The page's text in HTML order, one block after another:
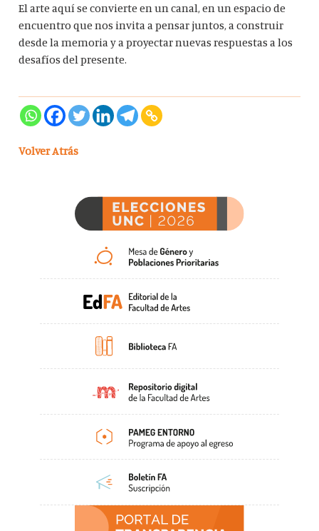
El arte aquí se convierte en un canal, en un espacio de
encuentro que nos invita a pensar juntos, a construir
desde la memoria y a proyectar nuevas respuestas a los
desafíos del presente.
Volver Atrás